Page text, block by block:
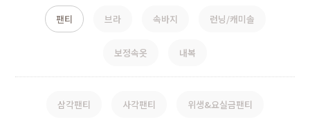
팬티 브라 속바지 런닝/캐미솔
보정속옷 내복
삼각팬티 사각팬티 위생&요실금팬티